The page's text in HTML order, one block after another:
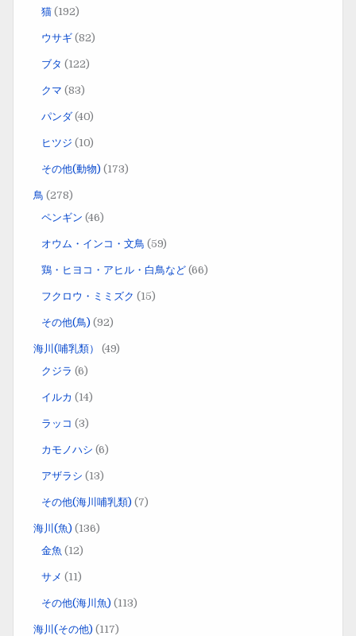
猫 (192)
ウサギ (82)
ブタ (122)
クマ (83)
パンダ (40)
ヒツジ (10)
その他(動物) (173)
鳥 (278)
ペンギン (46)
オウム・インコ・文鳥 (59)
鶏・ヒヨコ・アヒル・白鳥など (66)
フクロウ・ミミズク (15)
その他(鳥) (92)
海川(哺乳類）
(49)
クジラ (6)
イルカ (14)
ラッコ (3)
カモノハシ (6)
アザラシ (13)
その他(海川哺乳類) (7)
海川(魚) (136)
金魚 (12)
サメ (11)
その他(海川魚) (113)
海川(その他) (117)